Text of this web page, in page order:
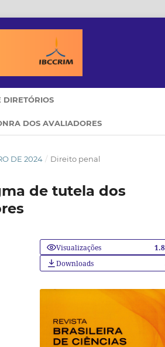
DIRETÓRIOS
DOS AVALIADORES
DE 2024 / Direito penal
de tutela dos
Visualizações
Downloads